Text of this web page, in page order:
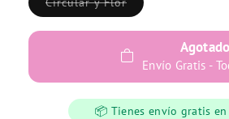
agotada
no
disponibleAgotado
Envío Gratis -
📦 Tienes envío gratis